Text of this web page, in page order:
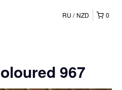
0
RU NZD
967